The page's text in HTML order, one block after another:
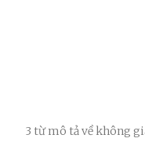
3 từ mô tả về không